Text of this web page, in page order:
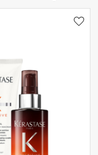
Haarverzorging